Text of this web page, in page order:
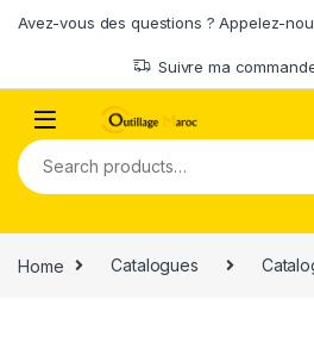
Avez-vous des questions ? Appelez-
Suivre ma
Search for:
Home Catalogues